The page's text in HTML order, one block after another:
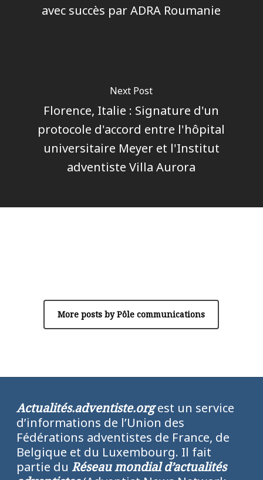
avec succès par ADRA Roumanie
Next Post
Florence, Italie : Signature d'un
protocole d'accord entre l'hôpital
universitaire Meyer et l'Institut
adventiste Villa Aurora
More posts by Pôle communications
Actualités.adventiste.orgest un service
d’informations de l’Union des
Fédérations adventistes de France, de
Belgique et du Luxembourg. Il fait
partie du Réseau mondial d’actualités